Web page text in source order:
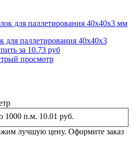
для паллетирования 40x40x3 мм
просмотр
1000 п.м. 10.01 руб.
лучшую цену. Оформите заказ